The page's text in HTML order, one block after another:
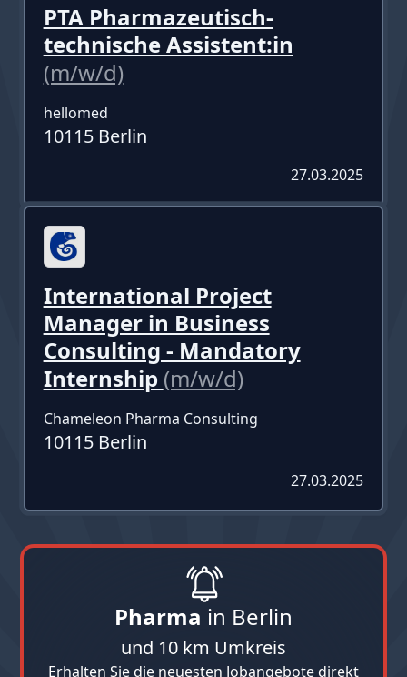
PTA Pharmazeutisch-
technische Assistent:in
(m/w/d)
hellomed
10115 Berlin
27.03.2025
International Project
Manager in Business
Consulting - Mandatory
Internship (m/w/d)
Chameleon Pharma Consulting
10115 Berlin
27.03.2025
Pharma in Berlin
und 10 km Umkreis
Erhalten Sie die neuesten Jobangebote direkt